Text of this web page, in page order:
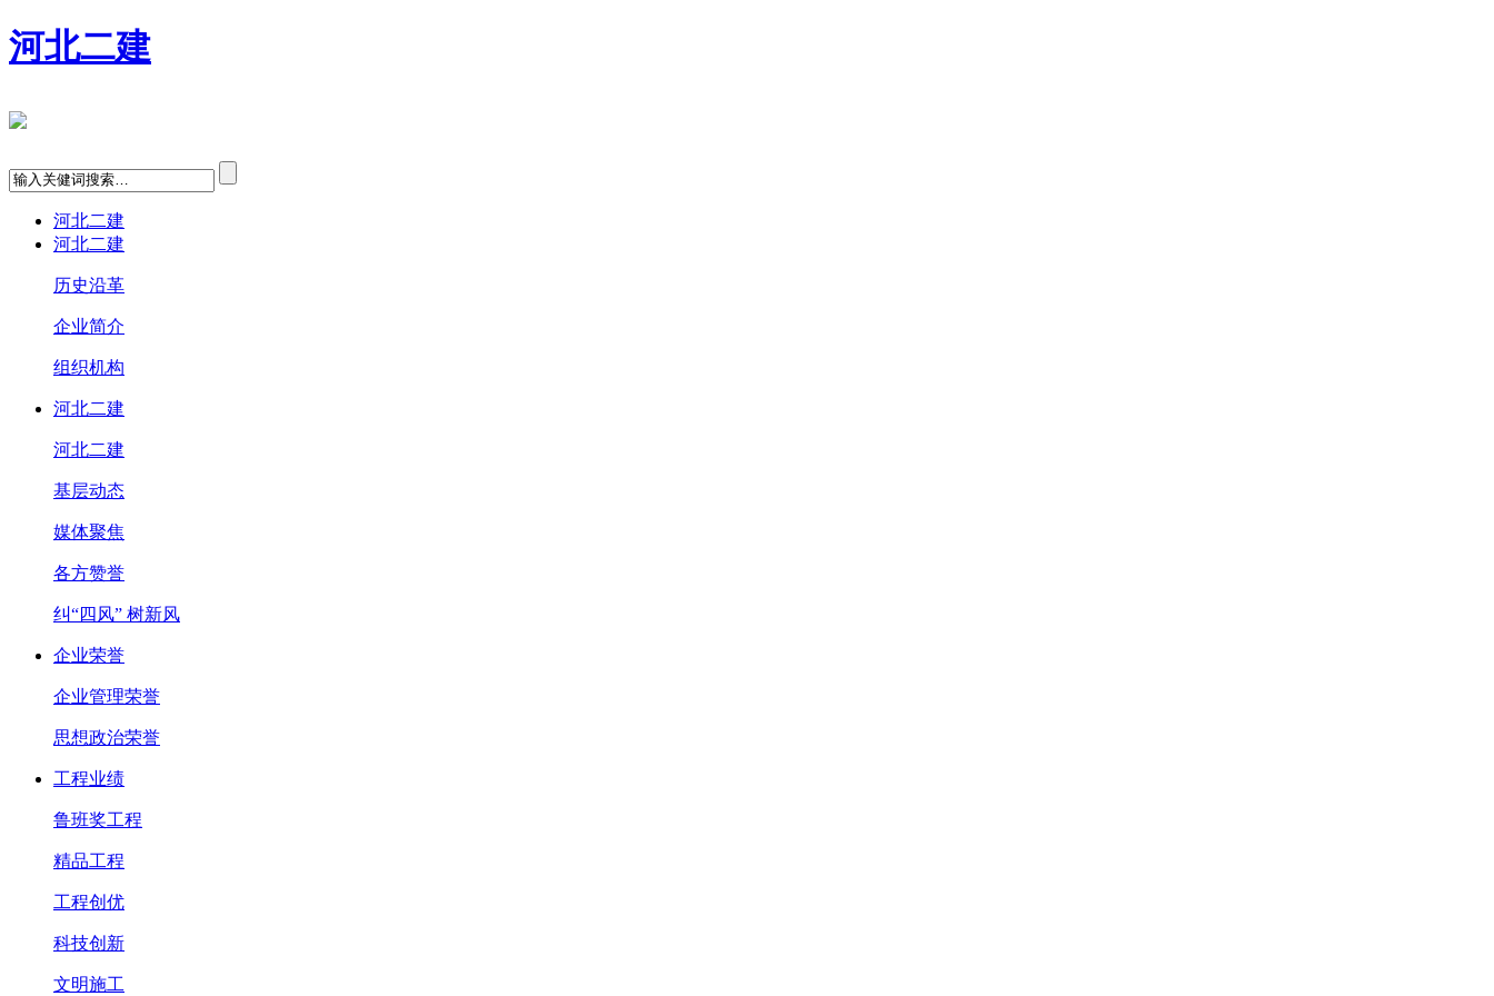
河北二建
河北二建
河北二建
历史沿革
企业简介
组织机构
河北二建
河北二建
基层动态
媒体聚焦
各方赞誉
纠“四风” 树新风
企业荣誉
企业管理荣誉
思想政治荣誉
工程业绩
鲁班奖工程
精品工程
工程创优
科技创新
文明施工